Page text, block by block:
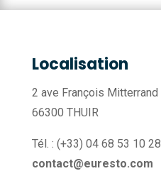
Localisation
2 ave François Mitterrand
66300 THUIR
Tél. : (+33) 04 68 53 10 28
contact@euresto.com